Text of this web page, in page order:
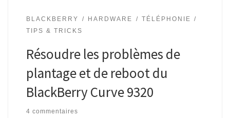
BLACKBERRY HARDWARE
TÉLÉPHONIE
TIPS & TRICKS
Résoudre les problèmes de
plantage et de reboot du
BlackBerry Curve 9320
4 commentaires